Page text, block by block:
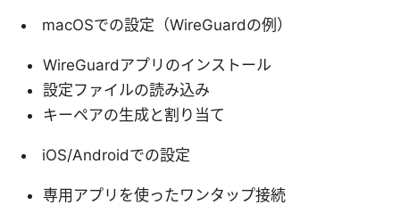
macOSでの設定（WireGuardの例）
WireGuardアプリのインストール
設定ファイルの読み込み
キーペアの生成と割り当て
iOS/Androidでの設定
専用アプリを使ったワンタップ接続